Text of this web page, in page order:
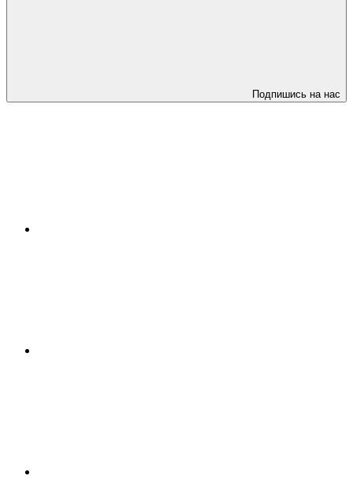
Подпишись на нас